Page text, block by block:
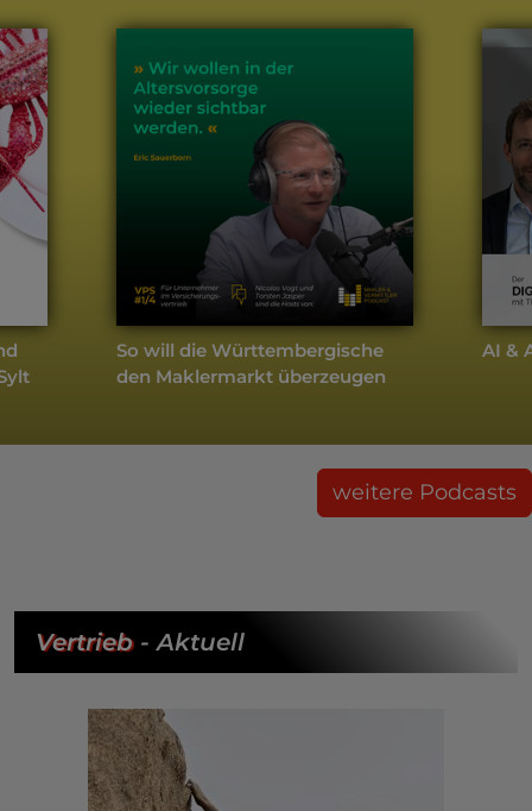
So will die Württembergische
den Maklermarkt überzeugen
AI &
weitere Podcasts
Vertrieb- Aktuell